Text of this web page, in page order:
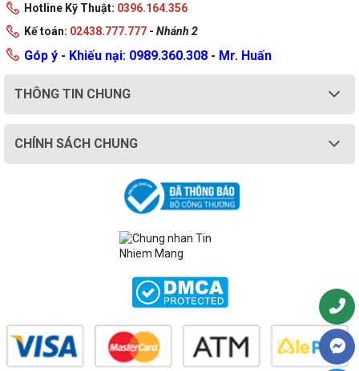
Hotline Kỹ Thuật: 0396.164.356
Kế toán: 02438.777.777 - Nhánh 2
Góp ý - Khiếu nại: 0989.360.308 - Mr. Huấn
THÔNG TIN CHUNG
CHÍNH SÁCH CHUNG